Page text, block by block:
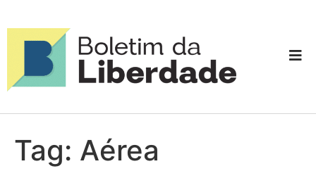
Tag: Aérea